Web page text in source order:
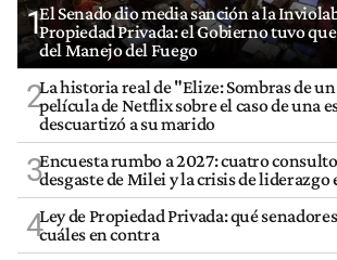
1El Senado dio media sanción a la
Propiedad Privada: el Gobierno tuvo
del Manejo del Fuego
2La historia real de "Elize: Sombras de
película de Netflix sobre el caso de una
descuartizó a su marido
3Encuesta rumbo a 2027: cuatro
desgaste de Milei y la crisis de
4Ley de Propiedad Privada: qué
cuáles en contra